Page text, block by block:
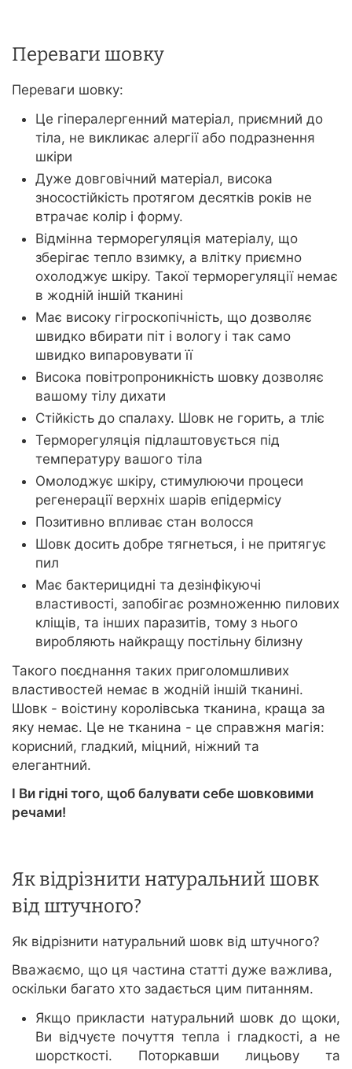
Переваги шовку
Переваги шовку:
Це гіпералергенний матеріал, приємний до
тіла, не викликає алергії або подразнення
шкіри
Дуже довговічний матеріал, висока
зносостійкість протягом десятків років не
втрачає колір і форму.
Відмінна терморегуляція матеріалу, що
зберігає тепло взимку, а влітку приємно
охолоджує шкіру. Такої терморегуляції немає
в жодній іншій тканині
Має високу гігроскопічність, що дозволяє
швидко вбирати піт і вологу і так само
швидко випаровувати її
Висока повітропроникність шовку дозволяє
вашому тілу дихати
Стійкість до спалаху. Шовк не горить, а тліє
Терморегуляція підлаштовується під
температуру вашого тіла
Омолоджує шкіру, стимулюючи процеси
регенерації верхніх шарів епідермісу
Позитивно впливає стан волосся
Шовк досить добре тягнеться, і не притягує
пил
Має бактерицидні та дезінфікуючі
властивості, запобігає розмноженню пилових
кліщів, та інших паразитів, тому з нього
виробляють найкращу постільну білизну
Такого поєднання таких приголомшливих
властивостей немає в жодній іншій тканині.
Шовк - воістину королівська тканина, краща за
яку немає. Це не тканина - це справжня магія:
корисний, гладкий, міцний, ніжний та
елегантний.
І Ви гідні того, щоб балувати себе шовковими
речами!
Як відрізнити натуральний шовк
від штучного?
Як відрізнити натуральний шовк від штучного?
Вважаємо, що ця частина статті дуже важлива,
оскільки багато хто задається цим питанням.
Якщо прикласти натуральний шовк до щоки,
Ви відчуєте почуття тепла і гладкості, а не
шорсткості. Поторкавши лицьову та